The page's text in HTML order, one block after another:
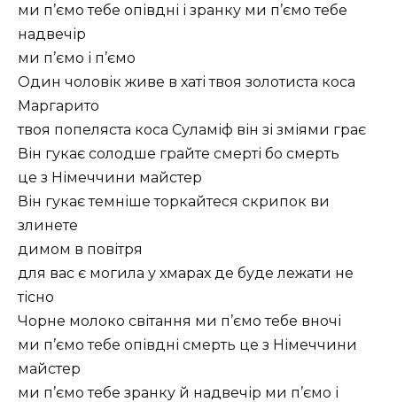
ми п’ємо тебе опівдні і зранку ми п’ємо тебе
надвечір
ми п’ємо і п’ємо
Один чоловік живе в хаті твоя золотиста коса
Маргарито
твоя попеляста коса Суламіф він зі зміями грає
Він гукає солодше грайте смерті бо смерть
це з Німеччини майстер
Він гукає темніше торкайтеся скрипок ви
злинете
димом в повітря
для вас є могила у хмарах де буде лежати не
тісно
Чорне молоко світання ми п’ємо тебе вночі
ми п’ємо тебе опівдні смерть це з Німеччини
майстер
ми п’ємо тебе зранку й надвечір ми п’ємо і